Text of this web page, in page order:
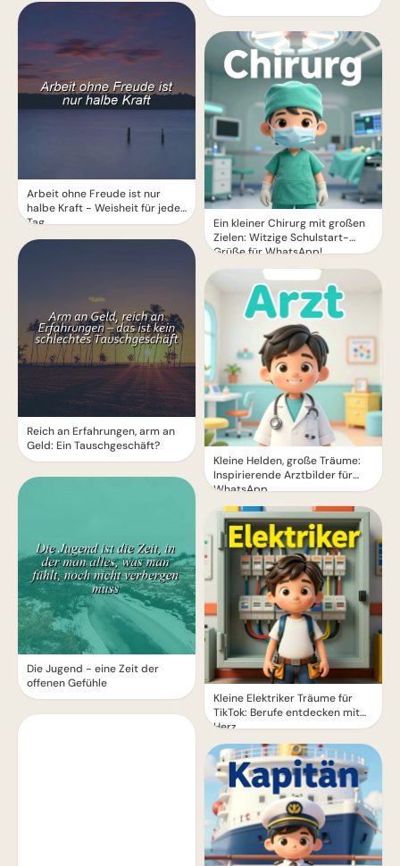
Arbeit ohne Freude ist nur
halbe Kraft - Weisheit für jeden
Tag
Reich an Erfahrungen, arm an
Geld: Ein Tauschgeschäft?
Die Jugend - eine Zeit der
offenen Gefühle
Ein kleiner Chirurg mit großen
Zielen: Witzige Schulstart-
Grüße für WhatsApp!
Kleine Helden, große Träume:
Inspirierende Arztbilder für
WhatsApp.
Kleine Elektriker Träume für
TikTok: Berufe entdecken mit
Herz